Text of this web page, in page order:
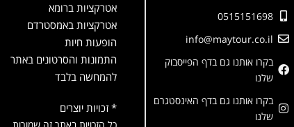
0515151698
info@maytour.co.il
בקרו אותנו גם בדף הפייסבוק
שלנו
בקרו אותנו גם בדף האינסטגרם
שלנו
אטרקציות ברומא
אטרקציות באמסטרדם
הופעות חיות
התמונות והסרטונים באתר
להמחשה בלבד
* זכויות יוצרים